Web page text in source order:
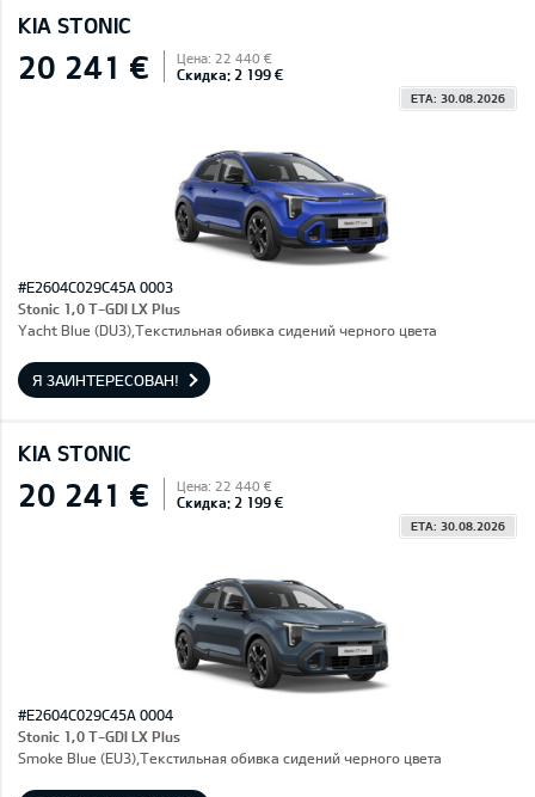
KIA STONIC
20 241 € Цена: 22 440 €
Скидка: 2 199 €
ETA: 30.08.2026
#E2604C029C45A 0003
Stonic 1,0 T-GDI LX Plus
Yacht Blue (DU3),Текстильная обивка сидений черного цвета
Я ЗАИНТЕРЕСОВАН!
KIA STONIC
20 241 € Цена: 22 440 €
Скидка: 2 199 €
ETA: 30.08.2026
#E2604C029C45A 0004
Stonic 1,0 T-GDI LX Plus
Smoke Blue (EU3),Текстильная обивка сидений черного цвета